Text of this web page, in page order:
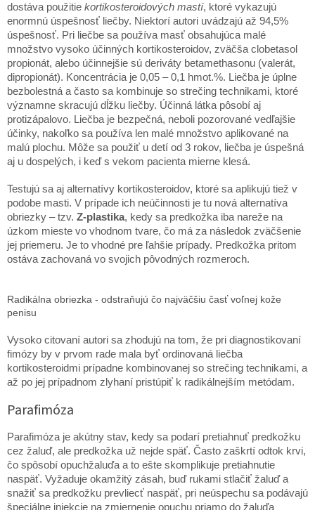
dostáva použitie kortikosteroidových mastí, ktoré vykazujú
enormnú úspešnosť liečby. Niektorí autori uvádzajú až 94,5%
úspešnosť. Pri liečbe sa používa masť obsahujúca malé
množstvo vysoko účinných kortikosteroidov, zväčša clobetasol
propionát, alebo účinnejšie sú deriváty betamethasonu (valerát,
dipropionát). Koncentrácia je 0,05 – 0,1 hmot.%. Liečba je úplne
bezbolestná a často sa kombinuje so strečing technikami, ktoré
významne skracujú dĺžku liečby. Účinná látka pôsobí aj
protizápalovo. Liečba je bezpečná, neboli pozorované vedľajšie
účinky, nakoľko sa používa len malé množstvo aplikované na
malú plochu. Môže sa použiť u detí od 3 rokov, liečba je úspešná
aj u dospelých, i keď s vekom pacienta mierne klesá.
Testujú sa aj alternatívy kortikosteroidov, ktoré sa aplikujú tiež v
podobe masti. V prípade ich neúčinnosti je tu nová alternatíva
obriezky – tzv. Z-plastika, kedy sa predkožka iba nareže na
úzkom mieste vo vhodnom tvare, čo má za následok zväčšenie
jej priemeru. Je to vhodné pre ľahšie prípady. Predkožka pritom
ostáva zachovaná vo svojich pôvodných rozmeroch.
Radikálna obriezka - odstraňujú čo najväčšiu časť voľnej kože
penisu
Vysoko citovaní autori sa zhodujú na tom, že pri diagnostikovaní
fimózy by v prvom rade mala byť ordinovaná liečba
kortikosteroidmi prípadne kombinovanej so strečing technikami, a
až po jej prípadnom zlyhaní pristúpiť k radikálnejším metódam.
Parafimóza
Parafimóza je akútny stav, kedy sa podarí pretiahnuť predkožku
cez žaluď, ale predkožka už nejde späť. Často zaškrtí odtok krvi,
čo spôsobí opuchžaluďa a to ešte skomplikuje pretiahnutie
naspäť. Vyžaduje okamžitý zásah, buď rukami stlačiť žaluď a
snažiť sa predkožku prevliecť naspäť, pri neúspechu sa podávajú
špeciálne injekcie na zmiernenie opuchu priamo do žaluďa